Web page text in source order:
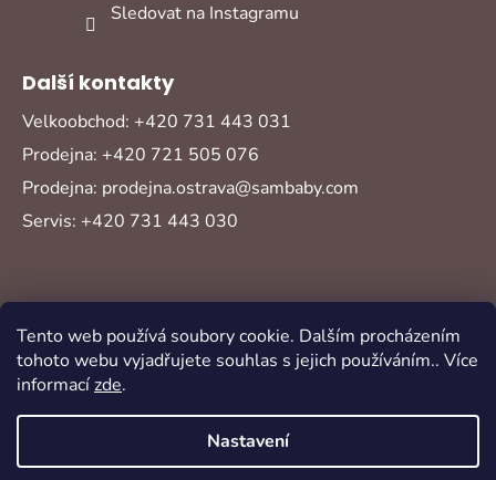
Tento web používá soubory cookie. Dalším procházením
tohoto webu vyjadřujete souhlas s jejich používáním.. Více
informacízde.
Nastavení
Sledovat na Instagramu
Další kontakty
Velkoobchod: +420 731 443 031
Prodejna: +420 721 505 076
Prodejna: prodejna.ostrava@sambaby.com
Servis: +420 731 443 030
Vytvořil Shoptet
Copyright 2026Sambaby